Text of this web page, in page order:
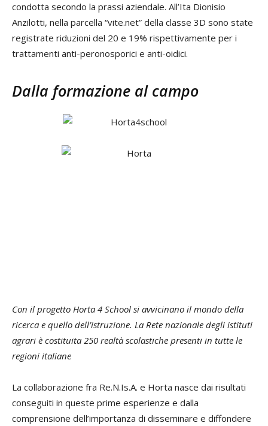
condotta secondo la prassi aziendale. All’Ita Dionisio
Anzilotti, nella parcella “vite.net” della classe 3D sono state
registrate riduzioni del 20 e 19% rispettivamente per i
trattamenti anti-peronosporici e anti-oidici.
Dalla formazione al campo
Con il progetto Horta 4 School si avvicinano il mondo della
ricerca e quello dell’istruzione. La Rete nazionale degli istituti
agrari è costituita 250 realtà scolastiche presenti in tutte le
regioni italiane
La collaborazione fra Re.N.Is.A. e Horta nasce dai risultati
conseguiti in queste prime esperienze e dalla
comprensione dell’importanza di disseminare e diffondere